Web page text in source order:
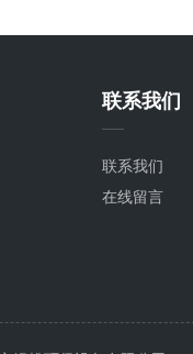
联系我们
联系我们
在线留言